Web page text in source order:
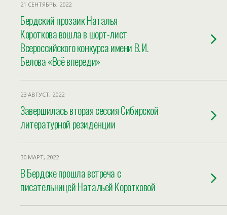
21 СЕНТЯБРЬ, 2022
Бердский прозаик Наталья
Короткова вошла в шорт-лист
Всероссийского конкурса имени В. И.
Белова «Всё впереди»
23 АВГУСТ, 2022
Завершилась вторая сессия Сибирской
литературной резиденции
30 МАРТ, 2022
В Бердске прошла встреча с
писательницей Натальей Коротковой